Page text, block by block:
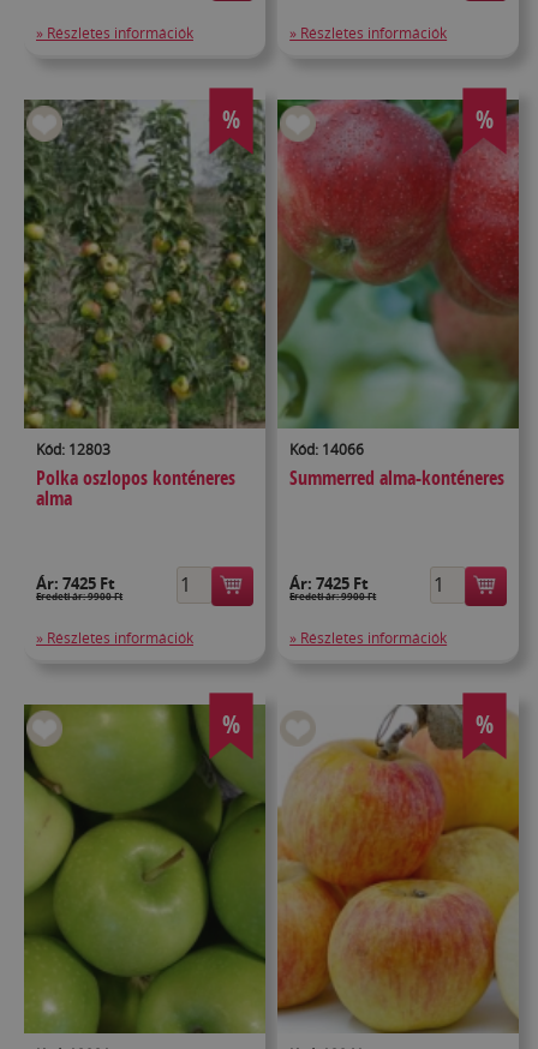
» Részletes információk » Részletes információk
%
Kód: 12803
Polka oszlopos konténeres
alma
Ár: 7425 Ft
Eredeti ár: 9900 Ft
» Részletes információk
%
Kód: 14066
Summerred alma-konténeres
Ár:7425 Ft
Eredeti ár: 9900 Ft
» Részletes információk
% %